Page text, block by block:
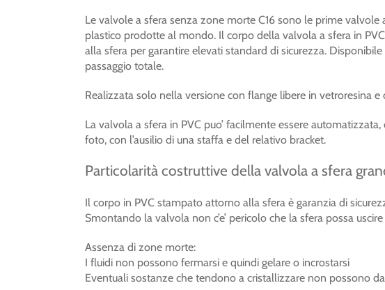
Le valvole a sfera senza zone morte C16 sono le prime valvole
plastico prodotte al mondo. Il corpo della valvola a sfera in
alla sfera per garantire elevati standard di sicurezza.
passaggio totale.
Realizzata solo nella versione con flange libere in vetroresina e
La valvola a sfera in PVC puo’ facilmente essere
foto, con l’ausilio di una staffa e del relativo bracket.
Particolarità costruttive della valvola a sfera
Il corpo in PVC stampato attorno alla sfera è garanzia di
Smontando la valvola non c’e’ pericolo che la sfera possa uscire
Assenza di zone morte:
I fluidi non possono fermarsi e quindi gelare o incrostarsi
Eventuali sostanze che tendono a cristallizzare non possono